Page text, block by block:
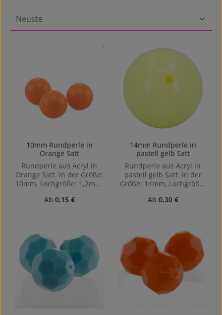
10mm Rundperle in
Orange Satt
Rundperle aus Acryl in
Orange Satt. in der Größe:
10mm, Lochgröße: 1,2mm,
Regulärer Preis:
Ab 0,15 €
14mm Rundperle in
pastell gelb Satt
Rundperle aus Acryl in
pastell gelb Satt. in der
Größe: 14mm, Lochgröße:
1,4mm
Regulärer Preis:
Ab 0,30 €